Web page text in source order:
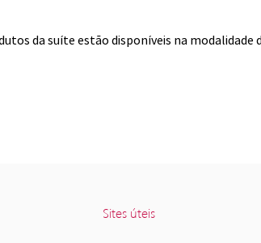
da suíte estão disponíveis na
Sites úteis